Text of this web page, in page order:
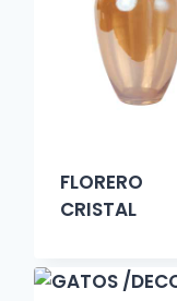
FLORERO
CRISTAL